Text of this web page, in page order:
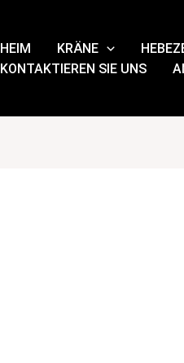
HEIM KRÄNE
KONTAKTIEREN SIE UNS